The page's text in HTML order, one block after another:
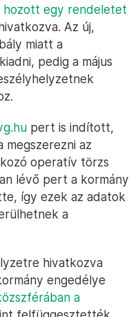
hozott egy rendeletet
Az új,
miatt a
pedig a május
pert is indított,
az
operatív törzs
lévő pert a kormány
így ezek az adatok
a
hivatkozva
engedélye
a